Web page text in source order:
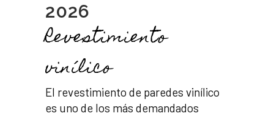
2026
Revestimiento
vinílico
El revestimiento de paredes vinílico
es uno de los más demandados